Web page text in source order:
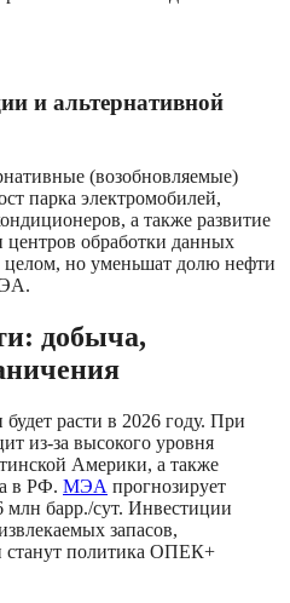
и альтернативной
(возобновляемые)
парка электромобилей,
а также развитие
центров обработки данных
целом, но уменьшат долю нефти
добыча,
расти в 2026 году. При
из-за высокого уровня
Америки, а также
в РФ. МЭА прогнозирует
млн барр./сут. Инвестиции
запасов,
станут политика ОПЕК+